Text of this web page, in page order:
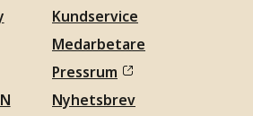
Kundservice
Medarbetare
Pressrum
Nyhetsbrev